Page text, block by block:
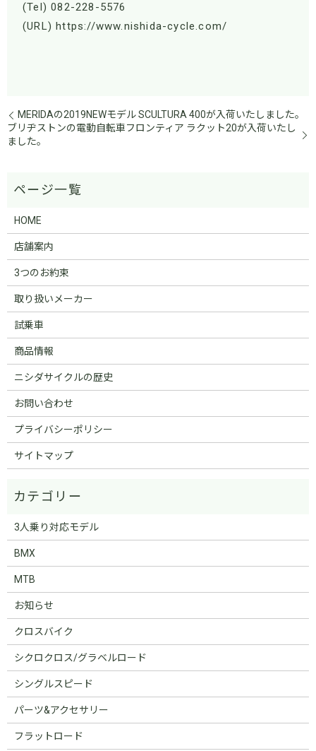
(Tel) 082-228-5576
(URL) https://www.nishida-cycle.com/
MERIDAの2019NEWモデル SCULTURA 400が入荷いたしました。
ブリヂストンの電動自転車フロンティア ラクット20が入荷いたし
ました。
HOME
店舗案内
3つのお約束
取り扱いメーカー
試乗車
商品情報
ニシダサイクルの歴史
お問い合わせ
プライバシーポリシー
サイトマップ
3人乗り対応モデル
BMX
MTB
お知らせ
クロスバイク
シクロクロス/グラベルロード
シングルスピード
パーツ&アクセサリー
フラットロード